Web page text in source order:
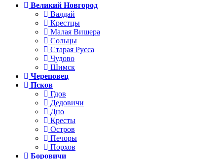
Великий Новгород
Валдай
Крестцы
Малая Вишера
Сольцы
Старая Русса
Чудово
Шимск
Череповец
Псков
Гдов
Дедовичи
Дно
Кресты
Остров
Печоры
Порхов
Боровичи